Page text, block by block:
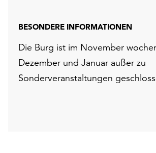
BESONDERE INFORMATIONEN
Die Burg ist im November
Dezember und Januar außer zu
Sonderveranstaltungen